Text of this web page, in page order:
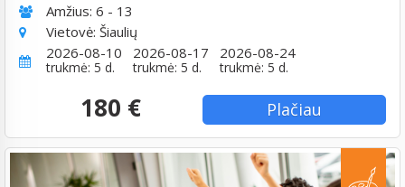
Amžius: 6 - 13
Vietovė: Šiaulių
2026-08-10
trukmė: 5 d.
2026-08-17
trukmė: 5 d.
2026-08-24
trukmė: 5 d.
180 € Plačiau